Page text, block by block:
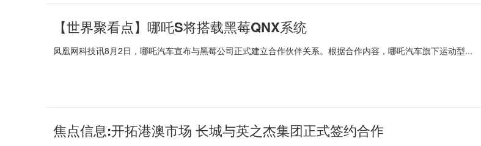
【世界聚看点】哪吒S将搭载黑莓QNX系统
凤凰网科技讯8月2日，哪吒汽车宣布与黑莓公司正式建立合作伙伴关系。根据合作内容，哪吒汽车旗下运动型...
焦点信息:开拓港澳市场 长城与英之杰集团正式签约合作